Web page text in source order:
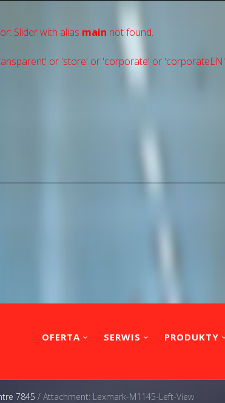
Slider with alias main not found.
or 'store' or 'сorporate' or 'corporateEN'
OFERTA SERWIS PRODUKTY
7845 / Attachment: Lexmark-M1145-Left-View